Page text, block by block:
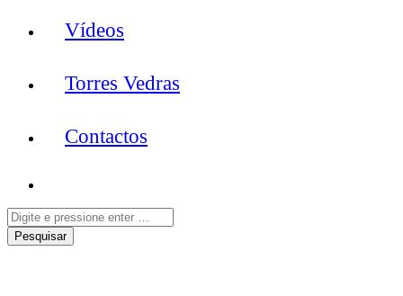
Vídeos
Torres Vedras
Contactos